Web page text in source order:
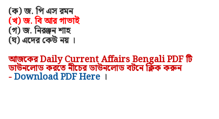
(ক)জ.পিএস রমন
(খ) জ.বিআর গাভাই
(গ) জ.নিরঞ্জন শাহ
(ঘ)এদের কেউনয় ।
আজকের Daily Current Affairs Bengali PDF টি
ডাউনলোড করতে নীচের ডাউনলোড বটনে ক্লিক করুন
-Download PDF Here।